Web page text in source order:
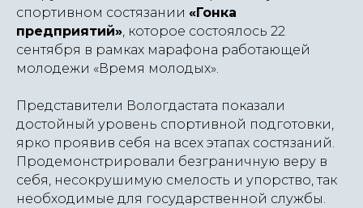
спортивном состязании «Гонка
предприятий», которое состоялось 22
сентября в рамках марафона работающей
молодежи «Время молодых».
Представители Вологдастата показали
достойный уровень спортивной подготовки,
ярко проявив себя на всех этапах состязаний.
Продемонстрировали безграничную веру в
себя, несокрушимую смелость и упорство, так
необходимые для государственной службы.